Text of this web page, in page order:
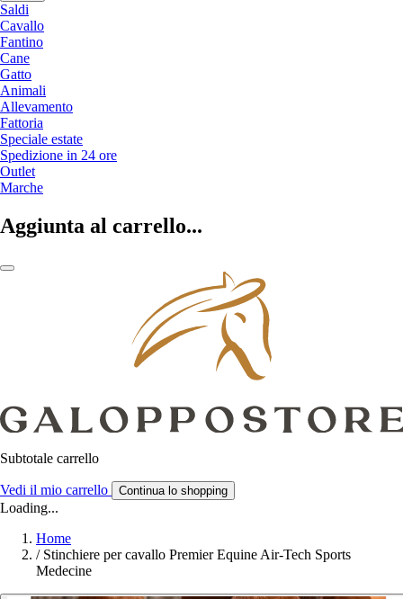
Saldi
Cavallo
Fantino
Cane
Gatto
Animali
Allevamento
Fattoria
Speciale estate
Spedizione in 24 ore
Outlet
Marche
Aggiunta al carrello...
Subtotale carrello
Vedi il mio carrello Continua lo shopping
Loading...
Home
/ Stinchiere per cavallo Premier Equine Air-Tech Sports
Medecine